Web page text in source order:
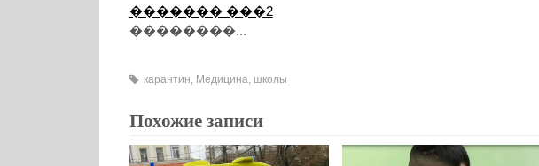
������� ���2
��������...
карантин, Медицина, школы
Похожие записи